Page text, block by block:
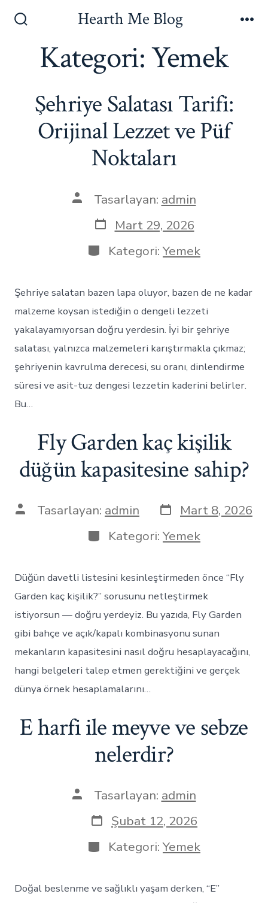
atla
Çubuğunu
Göster/Gizle
Hearth Me Blog
Kategori:Yemek
Şehriye Salatası Tarifi:
Orijinal Lezzet ve Püf
Noktaları
YazınınTasarlayan: admin
Yazı
tarihi
Mart 29, 2026
Kategoriler
Kategori:Yemek
Şehriye salatan bazen lapa oluyor, bazen de ne kadar
malzeme koysan istediğin o dengeli lezzeti
yakalayamıyorsan doğru yerdesin. İyi bir şehriye
salatası, yalnızca malzemeleri karıştırmakla çıkmaz;
şehriyenin kavrulma derecesi, su oranı, dinlendirme
süresi ve asit-tuz dengesi lezzetin kaderini belirler.
Bu…
Fly Garden kaç kişilik
düğün kapasitesine sahip?
YazınınTasarlayan: admin Yazı
tarihi
Mart 8, 2026
Kategoriler
Kategori:Yemek
Düğün davetli listesini kesinleştirmeden önce “Fly
Garden kaç kişilik?” sorusunu netleştirmek
istiyorsun — doğru yerdeyiz. Bu yazıda, Fly Garden
gibi bahçe ve açık/kapalı kombinasyonu sunan
mekanların kapasitesini nasıl doğru hesaplayacağını,
hangi belgeleri talep etmen gerektiğini ve gerçek
dünya örnek hesaplamalarını…
E harfi ile meyve ve sebze
nelerdir?
YazınınTasarlayan: admin
Yazı
tarihi
Şubat 12, 2026
Kategoriler
Kategori:Yemek
Doğal beslenme ve sağlıklı yaşam derken, “E”